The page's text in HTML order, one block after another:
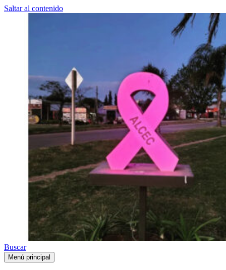
Saltar al contenido
Buscar
Menú principal